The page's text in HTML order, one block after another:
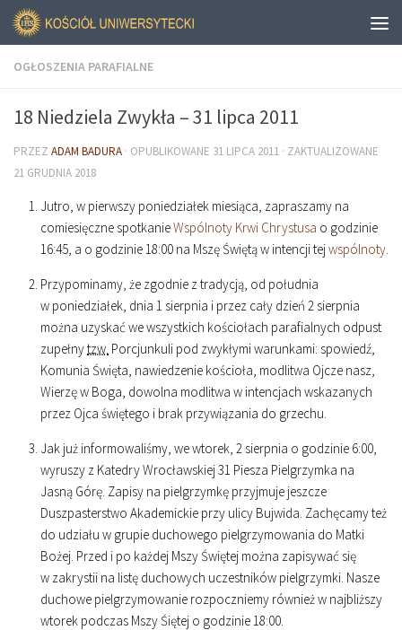
OGŁOSZENIA PARAFIALNE
18 Niedziela Zwykła – 31 lipca 2011
PRZEZ ADAM BADURA · OPUBLIKOWANE 31 LIPCA 2011 · ZAKTUALIZOWANE
21 GRUDNIA 2018
Jutro, w pierwszy poniedziałek miesiąca, zapraszamy na
comiesięczne spotkanieWspólnoty Krwi Chrystusa o godzinie
16:45, a o godzinie18:00 na Mszę Świętą w intencji tejwspólnoty.
Przypominamy, że zgodnie z tradycją, od południa
w poniedziałek, dnia 1 sierpnia i przez cały dzień 2 sierpnia
można uzyskać we wszystkich kościołach parafialnych odpust
zupełnytzw. Porcjunkuli pod zwykłymi warunkami: spowiedź,
Komunia Święta, nawiedzenie kościoła, modlitwa Ojcze nasz,
Wierzę w Boga, dowolna modlitwa w intencjach wskazanych
przez Ojca świętego i brak przywiązania do grzechu.
Jak już informowaliśmy, we wtorek, 2 sierpnia o godzinie 6:00,
wyruszy z Katedry Wrocławskiej 31 Piesza Pielgrzymka na
Jasną Górę. Zapisy na pielgrzymkę przyjmuje jeszcze
Duszpasterstwo Akademickie przy ulicy Bujwida. Zachęcamy też
do udziału w grupie duchowego pielgrzymowania do Matki
Bożej. Przed i po każdej Mszy Świętej można zapisywać się
w zakrystii na listę duchowych uczestników pielgrzymki. Nasze
duchowe pielgrzymowanie rozpoczniemy również w najbliższy
wtorek podczas Mszy Śiętej o godzinie18:00.